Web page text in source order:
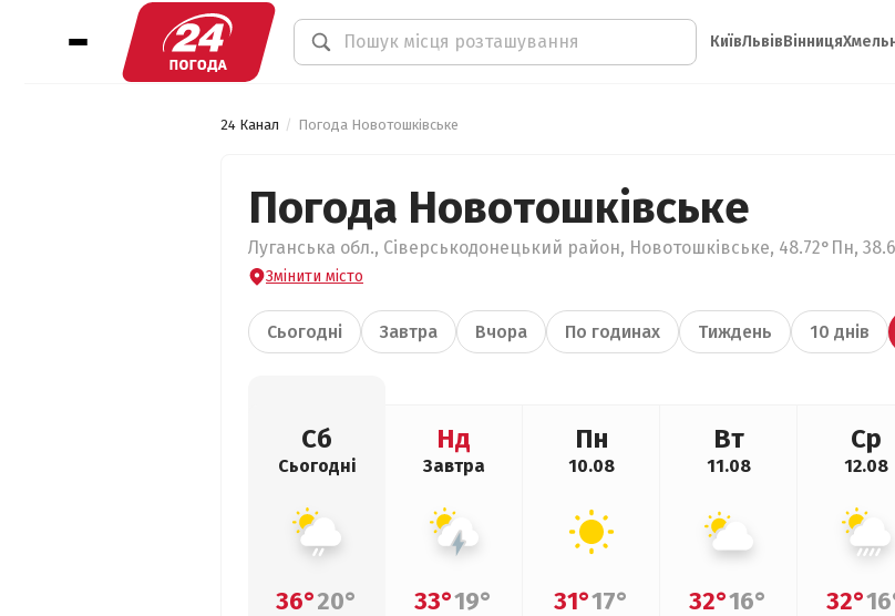
КиївЛьвівВінниця
24 Канал Погода Новотошківське
Погода Новотошківське
Луганська обл., Сіверськодонецький район, Новотошківське, 48.72°Пн,
Змінити місто
Сьогодні Завтра Вчора По годинах Тиждень 10 днів
Сб
Сьогодні
36°20°
Нд
Завтра
33°19°
Пн
10.08
31°17°
Вт
11.08
32°16°
Ср
12.08
32°